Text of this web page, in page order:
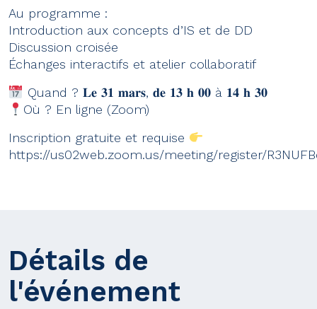
Au programme :
Introduction aux concepts d’IS et de DD
Discussion croisée
Échanges interactifs et atelier collaboratif
Quand ? 𝐋𝐞 𝟑𝟏 𝐦𝐚𝐫𝐬, 𝐝𝐞 𝟏𝟑 𝐡 𝟎𝟎 à 𝟏𝟒 𝐡 𝟑𝟎
Où ? En ligne (Zoom)
Inscription gratuite et requise
https://us02web.zoom.us/meeting/register/
Détails de
l'événement